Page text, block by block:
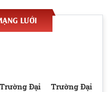
LƯỚI
Trường Đại
Trường Đại